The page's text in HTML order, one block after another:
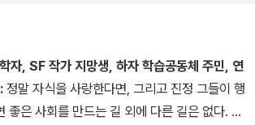
자, SF 작가 지망생, 하자 학습공동체 주민, 연
정말 자식을 사랑한다면, 그리고 진정 그들이 행
좋은 사회를 만드는 길 외에 다른 길은 없다. 피